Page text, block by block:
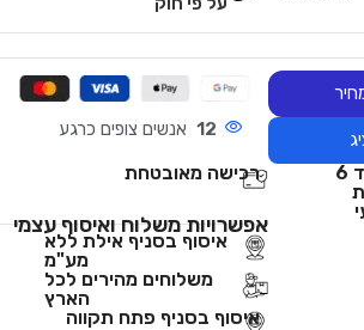
12 אנשים צופים כרגע
פריסת תשלומים עד 6
רכישה מאובטחת
אפשרויות משלוח ואיסוף עצמי
איסוף בסניף אילת ללא
מע"מ
משלוחים מהירים לכל
הארץ
איסוף בסניף פתח תקווה